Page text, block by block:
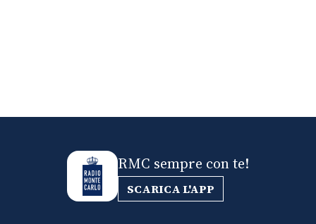
RMC sempre con te!
SCARICA L'APP